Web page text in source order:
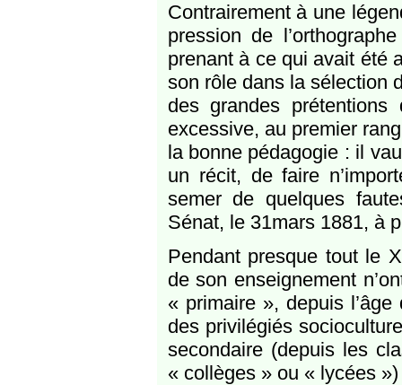
Contrairement à une
pression de
prenant à ce qui avait été
son rôle dans la sélection
des grandes
excessive, au premier
la bonne pédagogie : il
un récit, de faire
semer de quelques
Sénat, le 31mars 1881, à
Pendant presque tout le
de son enseignement
« primaire », depuis
des privilégiés
secondaire (depuis les
« collèges » ou « lycées »)